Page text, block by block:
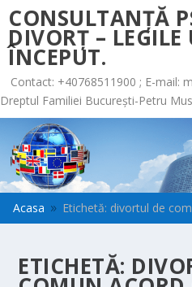
CONSULTANȚĂ
DIVORȚ –
ÎNCEPUT.
Contact: +40768511900 ; E-mail:
Dreptul Familiei București-Petru
Acasa 9 Etichetă: divortul de
ETICHETĂ: